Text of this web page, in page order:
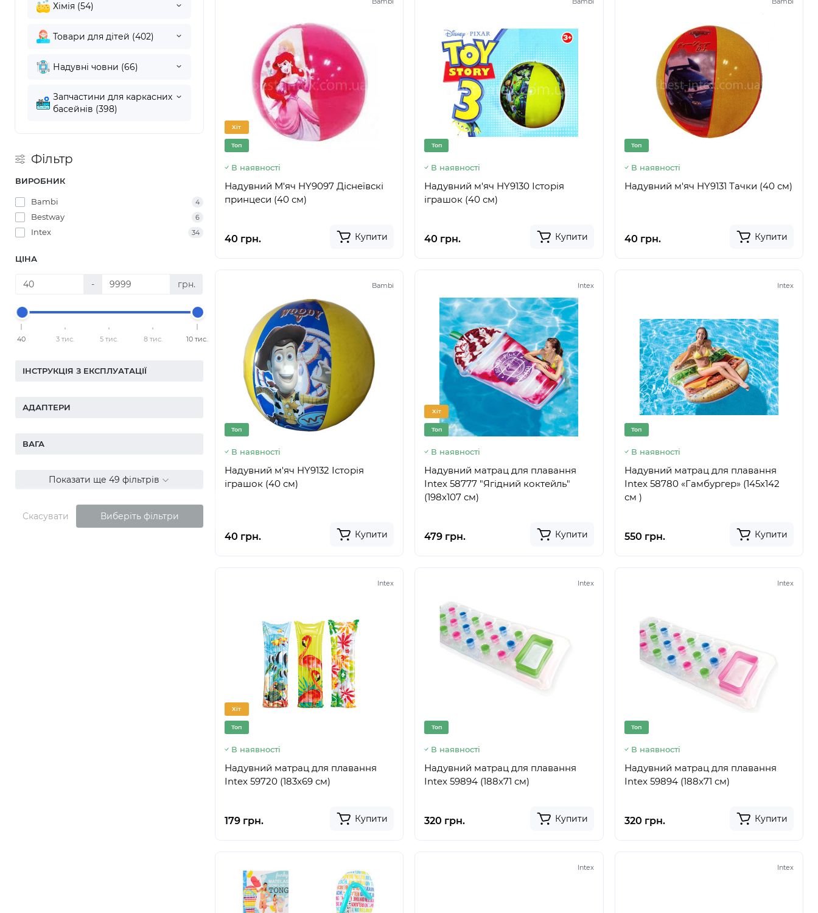
Хімія (54)
Товари для дітей (402)
Надувні човни (66)
Запчастини для каркасних
басейнів (398)
Фільтр
ВИРОБНИК
Bambi 4
Bestway 6
Intex 34
ЦІНА
- грн.
40 3 тис. 5 тис. 8 тис. 10 тис.
ІНСТРУКЦІЯ З ЕКСПЛУАТАЦІЇ
АДАПТЕРИ
ВАГА
Показати ще 49 фільтрів
Скасувати Виберіть фільтри
Хіт
Топ
В наявності
Надувний М'яч HY9097 Діснеївскі
принцеси (40 см)
40 грн. Купити
Топ
В наявності
Надувний м'яч HY9130 Історія
іграшок (40 см)
40 грн. Купити
Топ
В наявності
Надувний м'яч HY9131 Тачки (40 см)
40 грн. Купити
Bambi
Топ
В наявності
Надувний м'яч HY9132 Історія
іграшок (40 см)
40 грн. Купити
Intex
Хіт
Топ
В наявності
Надувний матрац для плавання
Intex 58777 "Ягідний коктейль"
(198х107 см)
479 грн. Купити
Intex
Топ
В наявності
Надувний матрац для плавання
Intex 58780 «Гамбургер» (145х142
см )
550 грн. Купити
Intex
Хіт
Топ
В наявності
Надувний матрац для плавання
Intex 59720 (183х69 см)
179 грн. Купити
Intex
Топ
В наявності
Надувний матрац для плавання
Intex 59894 (188х71 см)
320 грн. Купити
Intex
Топ
В наявності
Надувний матрац для плавання
Intex 59894 (188х71 см)
320 грн. Купити
Intex Intex